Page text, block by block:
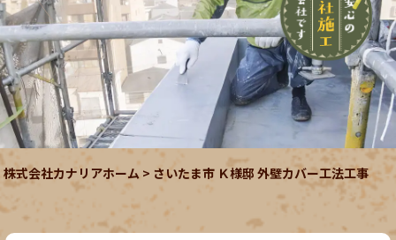
株式会社カナリアホーム > さいたま市 Ｋ様邸 外壁カバー工法工事